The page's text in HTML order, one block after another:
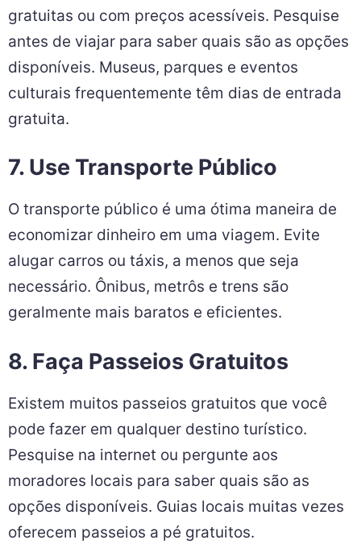
gratuitas ou com preços acessíveis. Pesquise
antes de viajar para saber quais são as opções
disponíveis. Museus, parques e eventos
culturais frequentemente têm dias de entrada
gratuita.
7. Use Transporte Público
O transporte público é uma ótima maneira de
economizar dinheiro em uma viagem. Evite
alugar carros ou táxis, a menos que seja
necessário. Ônibus, metrôs e trens são
geralmente mais baratos e eficientes.
8. Faça Passeios Gratuitos
Existem muitos passeios gratuitos que você
pode fazer em qualquer destino turístico.
Pesquise na internet ou pergunte aos
moradores locais para saber quais são as
opções disponíveis. Guias locais muitas vezes
oferecem passeios a pé gratuitos.